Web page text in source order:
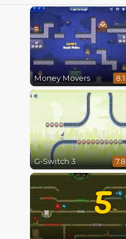
Money Movers 8.1
G-Switch 3 7.8
5